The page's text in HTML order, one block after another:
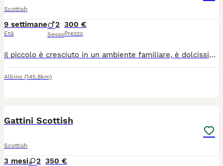
Scottish
9 settimane
Età
2
Sesso
300 €
Prezzo
Il piccolo è cresciuto in un ambiente familiare, è dolcissimo e già perfettamente abituato al contatto umano. È nato da genitori entrambi Scottish Fold (mamma beige e papà blue). Il gattino è già svezzato ed è subito disponibile per essere accolto e coccolato nella sua nuova famiglia! Per qualsiasi informazione, altre foto o per venire a vederlo di persona, non esitare a contattarmi. Solo per veri amanti della razza.
Albino (145.8km)
Gattini Scottish
Scottish
3 mesi 2 350 €